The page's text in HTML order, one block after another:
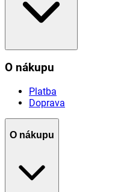
O nákupu
Platba
Doprava
O nákupu